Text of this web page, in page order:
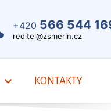
+420 566 544
reditel@zsmerin.cz
KONTAKTY